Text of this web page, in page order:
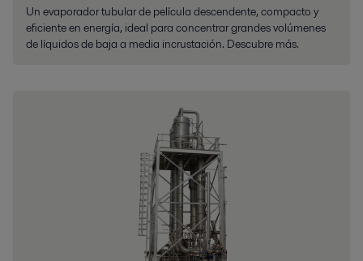
Un evaporador tubular de película descendente, compacto y
eficiente en energía, ideal para concentrar grandes volúmenes
de líquidos de baja a media incrustación. Descubre más.